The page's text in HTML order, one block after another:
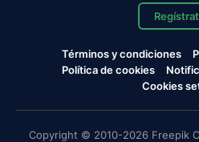
Términos y condiciones
Política de cookies
Cookies
Copyright © 2010-2026 Freepik